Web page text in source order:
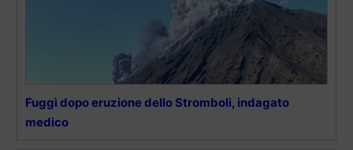
Fuggì dopo eruzione dello Stromboli, indagato
medico